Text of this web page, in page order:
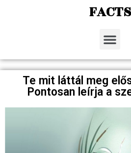
FACTS
Te mit láttál meg
Pontosan leírja a